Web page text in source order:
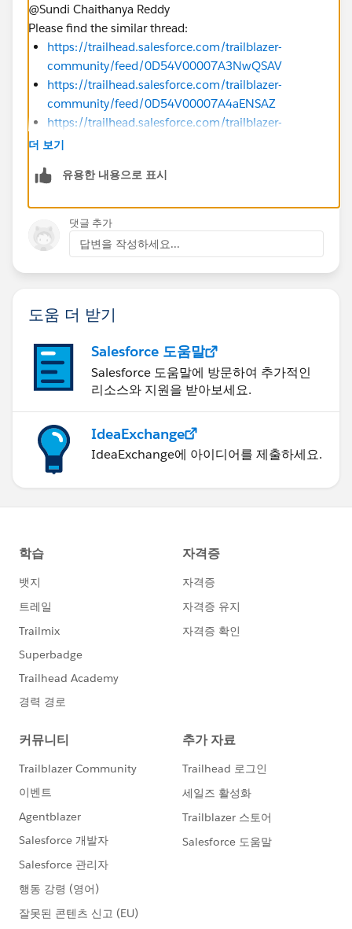
@Sundi Chaithanya Reddy
Please find the similar thread:
https://trailhead.salesforce.com/trailblazer-
community/feed/0D54V00007A3NwQSAV
https://trailhead.salesforce.com/trailblazer-
community/feed/0D54V00007A4aENSAZ
https://trailhead.salesforce.com/trailblazer-
community/feed/0D54S00000A9Ft8SAF
더 보기
유용한 내용으로 표시
댓글 추가
답변을 작성하세요...
도움 더 받기
Salesforce 도움말
Salesforce 도움말에 방문하여 추가적인
리소스와 지원을 받아보세요.
IdeaExchange
IdeaExchange에 아이디어를 제출하세요.